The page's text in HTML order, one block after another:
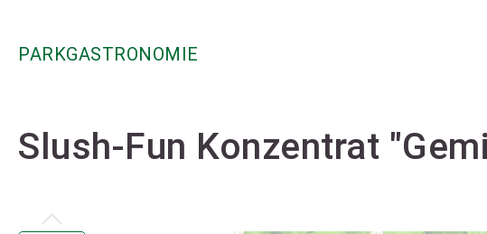
PARKGASTRONOMIE
Slush-Fun Konzentrat